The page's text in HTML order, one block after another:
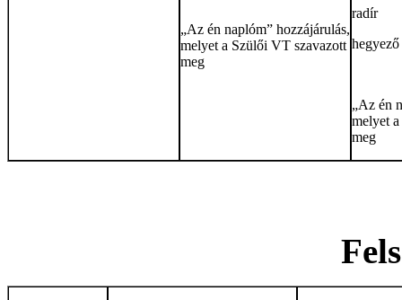
„Az én naplóm” hozzájárulás,
melyet a Szülői VT szavazott
meg
radír
hegyező
„Az én
melyet
meg